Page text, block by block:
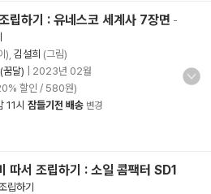
립하기 : 유네스코 세계사 7장면 -
), 김설희 (그림)
꿈달)
2023년 02월
할인 / 580원)
11시 잠들기전 배송 변경
따서 조립하기 : 소일 콤팩터 SD1
립하기